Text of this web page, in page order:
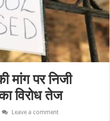
मांग पर निजी
विरोध तेज
Leave a comment